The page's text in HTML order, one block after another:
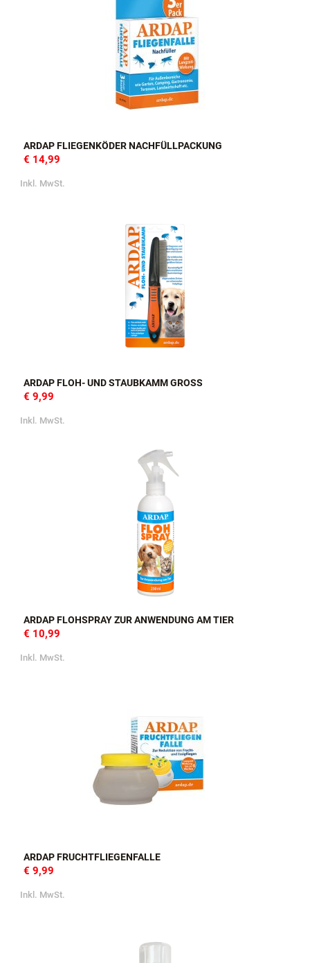
ARDAP FLIEGENKÖDER NACHFÜLLPACKUNG
€ 14,99
Inkl. MwSt.
ARDAP FLOH- UND STAUBKAMM GROSS
€ 9,99
Inkl. MwSt.
ARDAP FLOHSPRAY ZUR ANWENDUNG AM TIER
€ 10,99
Inkl. MwSt.
ARDAP FRUCHTFLIEGENFALLE
€ 9,99
Inkl. MwSt.